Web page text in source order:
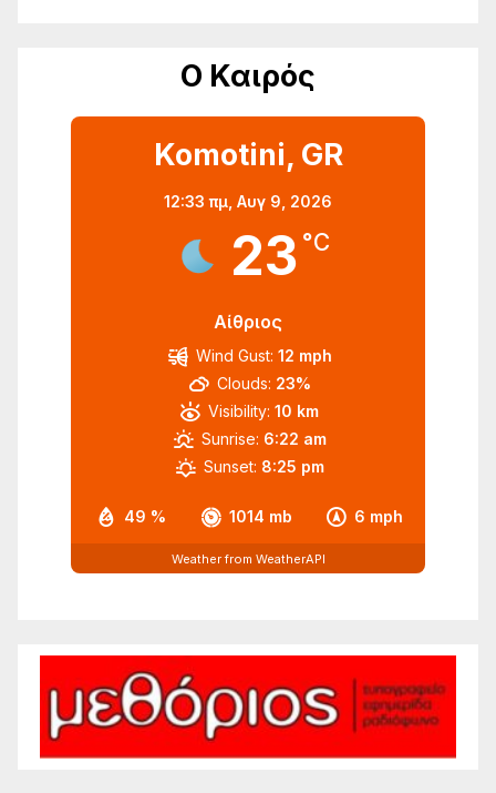
Ο Καιρός
Komotini, GR
12:33 πμ, Αυγ 9, 2026
23 °C
Αίθριος
49 % 1014 mb 6 mph
Wind Gust: 12 mph
Clouds: 23%
Visibility: 10 km
Sunrise: 6:22 am
Sunset: 8:25 pm
Weather from WeatherAPI